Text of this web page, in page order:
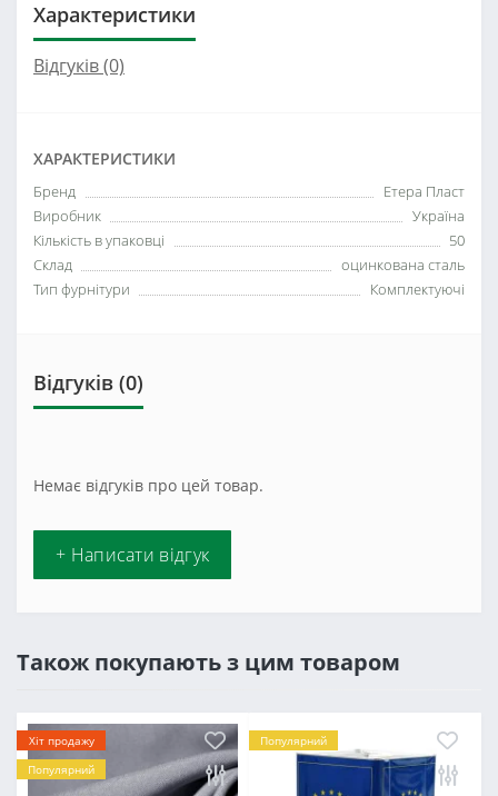
Характеристики
Відгуків (0)
ХАРАКТЕРИСТИКИ
Бренд
Етера Пласт
Виробник
Україна
Кількість в упаковці
50
Склад
оцинкована сталь
Тип фурнітури
Комплектуючі
Відгуків (0)
Немає відгуків про цей товар.
+ Написати відгук
Також покупають з цим товаром
Хіт продажу
Популярний
Популярний